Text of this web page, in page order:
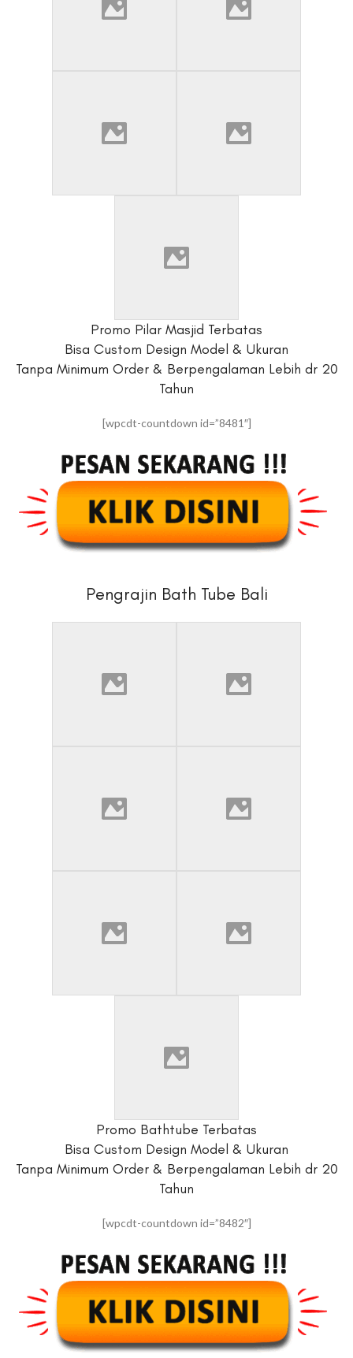
Promo Pilar Masjid Terbatas
Bisa Custom Design Model & Ukuran
Tanpa Minimum Order & Berpengalaman Lebih dr 20
Tahun
[wpcdt-countdown id=”8481″]
Pengrajin Bath Tube Bali
Promo Bathtube Terbatas
Bisa Custom Design Model & Ukuran
Tanpa Minimum Order & Berpengalaman Lebih dr 20
Tahun
[wpcdt-countdown id=”8482″]